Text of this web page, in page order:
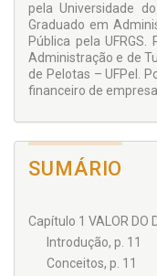
pela Universidade
Graduado em
Pública pela
Administração e de
de Pelotas – UFPel.
financeiro de
SUMÁRIO
Capítulo 1 VALOR DO
Introdução, p. 11
Conceitos, p. 11